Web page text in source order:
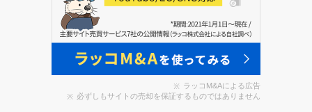
ラッコM&Aによる広告
必ずしもサイトの売却を保証するものではありません